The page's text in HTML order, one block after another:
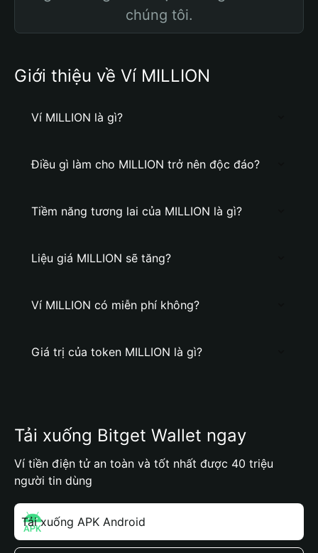
chúng tôi.
Giới thiệu về Ví MILLION
Ví MILLION là gì?
Điều gì làm cho MILLION trở nên độc đáo?
Tiềm năng tương lai của MILLION là gì?
Liệu giá MILLION sẽ tăng?
Ví MILLION có miễn phí không?
Giá trị của token MILLION là gì?
Tải xuống Bitget Wallet ngay
Ví tiền điện tử an toàn và tốt nhất được 40 triệu
người tin dùng
Tải xuống APK Android